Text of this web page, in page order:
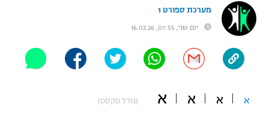
"מעל הליגה" – פודקאסט
"מחצית בשכונה" – פודקאסט
בני יהודה
היאבקות WWE
אופניים
מערכת ספורט 1
יום שני, 07:55, 16.02.26
א א א א (גודל טקסט)